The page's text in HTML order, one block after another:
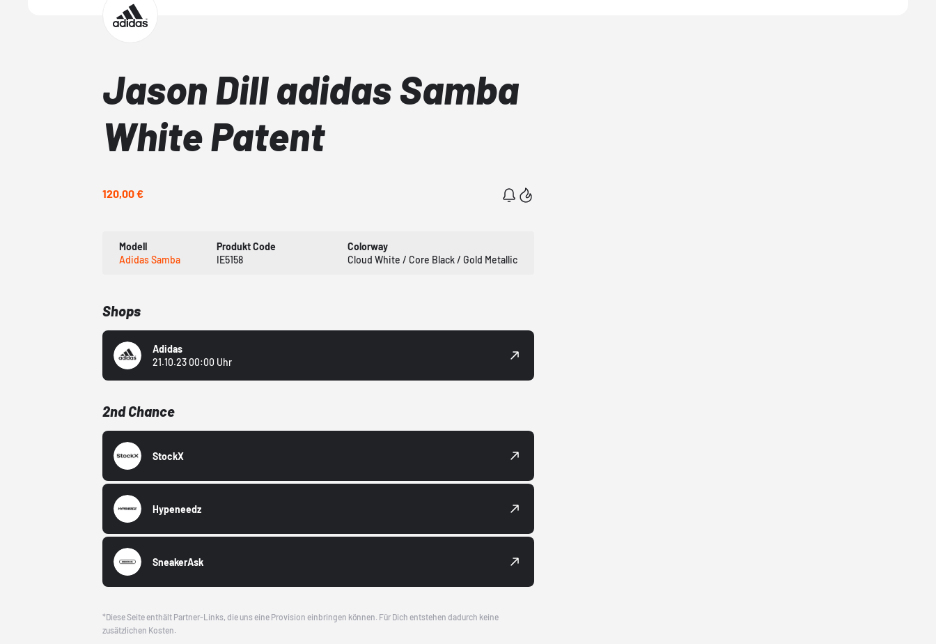
Jason Dill adidas Samba
White Patent
120,00 €
Modell
Adidas Samba
Produkt Code
IE5158
Colorway
Cloud White / Core Black / Gold Metallic
Shops
Adidas
21.10.23 00:00 Uhr
2nd Chance
StockX
Hypeneedz
SneakerAsk
*Diese Seite enthält Partner-Links, die uns eine Provision einbringen können. Für Dich entstehen dadurch keine
zusätzlichen Kosten.